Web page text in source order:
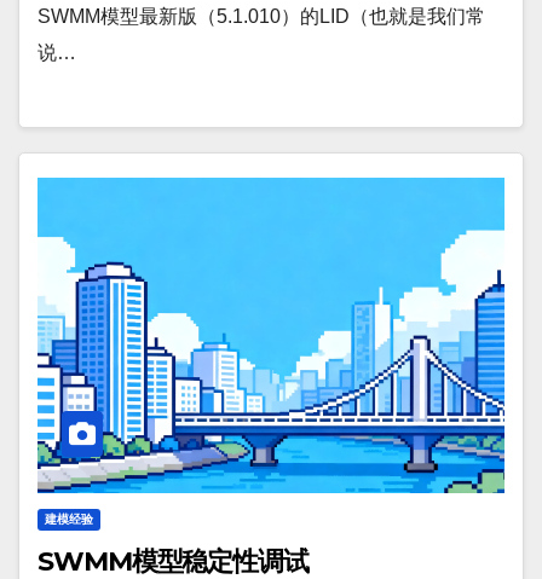
SWMM模型最新版（5.1.010）的LID（也就是我们常
说…
建模经验
SWMM模型稳定性调试